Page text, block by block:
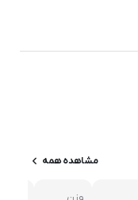
مشاهده همه
وزن